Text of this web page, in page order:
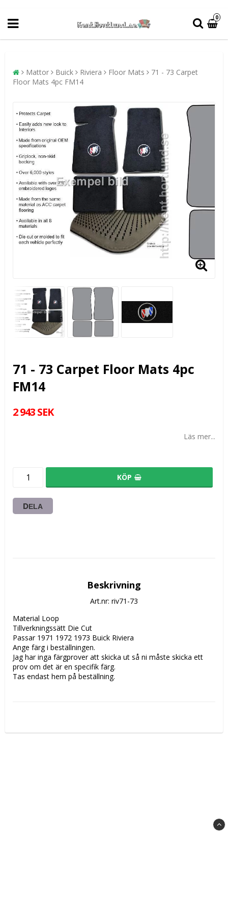
0
Mattor Buick Riviera Floor Mats
71 - 73 Carpet
Floor Mats 4pc FM14
71 - 73 Carpet Floor Mats 4pc
FM14
2 943 SEK
Läs mer...
KÖP
DELA
Beskrivning
Art.nr: riv71-73
Material Loop
Tillverkningssätt Die Cut
Passar 1971 1972 1973 Buick Riviera
Ange färg i beställningen.
Jag har inga färgprover att skicka ut så ni måste skicka ett
prov om det är en specifik färg.
Tas endast hem på beställning.